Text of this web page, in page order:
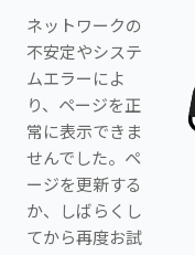
ネットワークの
不安定やシステ
ムエラーによ
り、ページを正
常に表示できま
せんでした。ペ
ージを更新する
か、しばらくし
てから再度お試